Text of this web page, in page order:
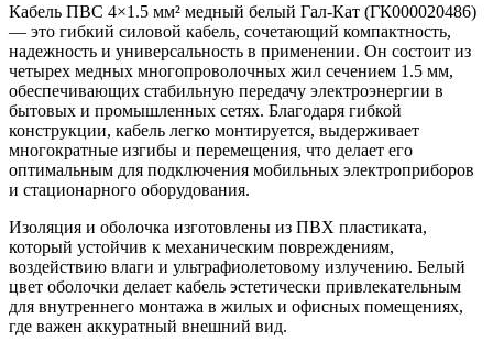
Кабель ПВС 4×1.5 мм² медный белый Гал-Кат (ГК000020486)
— это гибкий силовой кабель, сочетающий компактность,
надежность и универсальность в применении. Он состоит из
четырех медных многопроволочных жил сечением 1.5 мм,
обеспечивающих стабильную передачу электроэнергии в
бытовых и промышленных сетях. Благодаря гибкой
конструкции, кабель легко монтируется, выдерживает
многократные изгибы и перемещения, что делает его
оптимальным для подключения мобильных электроприборов
и стационарного оборудования.
Изоляция и оболочка изготовлены из ПВХ пластиката,
который устойчив к механическим повреждениям,
воздействию влаги и ультрафиолетовому излучению. Белый
цвет оболочки делает кабель эстетически привлекательным
для внутреннего монтажа в жилых и офисных помещениях,
где важен аккуратный внешний вид.